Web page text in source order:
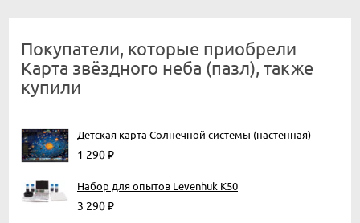
Покупатели, которые приобрели
Карта звёздного неба (пазл), также
купили
Детская карта Солнечной системы (настенная)
1 290₽
Набор для опытов Levenhuk K50
3 290₽